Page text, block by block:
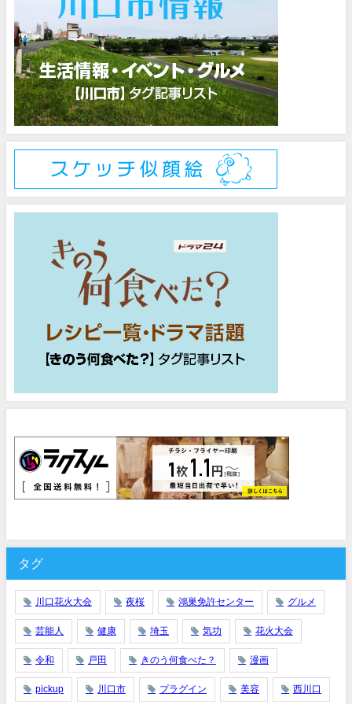
タグ
川口花火大会 夜桜 鴻巣免許センター グルメ
芸能人 健康 埼玉 気功 花火大会
令和 戸田 きのう何食べた？ 漫画
pickup 川口市 プラグイン 美容 西川口